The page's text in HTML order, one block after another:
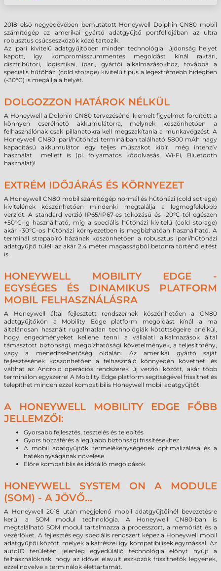
2018 első negyedévében bemutatott Honeywell Dolphin CN80 mobil
számítógép az amerikai gyártó adatgyűjtő portfóliójában az ultra
robusztus csúcseszközök közé tartozik.
Az ipari kivitelű adatgyűjtőben minden technológiai újdonság helyet
kapott, így kompromisszummentes megoldást kínál raktári,
disztribútori, logisztikai, ipari, gyártói alkalmazásokhoz, továbbá a
speciális hűtőházi (cold storage) kivitelű típus a legextrémebb hidegben
(-30°C) is megállja a helyét.
DOLGOZZON HATÁROK NÉLKÜL
A Honeywell a Dolphin CN80 tervezésénél kiemelt figyelmet fordított a
könnyen cserélhető akkumulátorra, melynek köszönhetően a
felhasználónak csak pillanatokra kell megszakítania a munkavégzést. A
Honeywell CN80 ipari/hűtőházi terminálban található 5800 mAh nagy
kapacitású akkumulátor egy teljes műszakot kibír, még intenzív
használat mellett is (pl. folyamatos kódolvasás, Wi-Fi, Bluetooth
használat)!
EXTRÉM IDŐJÁRÁS ÉS KÖRNYEZET
A Honeywell CN80 mobil számítógép normál és hűtőházi (cold sotrage)
kivitelének köszönhetően mindenki megtalálja a legmegfelelőbb
verziót. A standard verzió IP65/IP67-es tokozású és -20°C-tól egészen
+50°C-ig használható, míg a speciális hűtőházi kivitelű (cold storage)
akár -30°C-os hűtőházi környezetben is megbízhatóan használható. A
terminál strapabíró házának köszönhetően a robusztus ipari/hűtőházi
adatgyűjtő túléli az akár 2,4 méter magasságból betonra történő ejtést
is.
HONEYWELL MOBILITY EDGE -
EGYSÉGES ÉS DINAMIKUS PLATFORM
MOBIL FELHASZNÁLÁSRA
A Honeywell által fejlesztett rendszernek köszönhetően a CN80
adatgyűjtőkön a Mobility Edge platform megoldást kínál a ma
általánosan használt rugalmatlan technológiák kötöttségeire anélkül,
hogy engedményeket kellene tenni a vállalati alkalmazások által
támasztott biztonsági, megbízhatósági követelmények, a teljesítmény,
vagy a menedzselhetőség oldalán. Az amerikai gyártó saját
fejlesztésének köszönhetően a felhasználó könnyedén követheti és
válthat az Android operációs rendszerek új verziói között, akár több
terminálon egyszerre! A Mobility Edge platform segítségével frissíthet és
telepíthet minden ezzel kompatibilis Honeywell mobil adatgyűjtőt!
A HONEYWELL MOBILITY EDGE FŐBB
JELLEMZŐI:
Gyorsabb fejlesztés, tesztelés és telepítés
Gyors hozzáférés a legújabb biztonsági frissítésekhez
A mobil adatgyűjtők termelékenységének optimalizálása és a
hatékonyságának növelése
Előre kompatiblis és időtálló megoldások
HONEYWELL SYSTEM ON A MODULE
(SOM) - A JÖVŐ...
A Honeywell 2018 után megjelenő mobil adatgyűjtőinél bevezetésre
kerül a SOM modul technológia. A Honeywell CN80-ban is
megtalálható SOM modul tartalmazza a processzort, a memóriát és a
vezérlőket. A fejlesztés egy speciális rendszert képez a Honeywell mobil
adatgyűjtői között, melyek alkatrészei így kompatibilisek egymással. Az
autoID területén jelenleg egyedülálló technológia előnyt nyújt a
felhasználóknak, hogy az idővel elavult eszközök frissíthetők legyenek,
ezzel növelve a terminálok élettartamát.